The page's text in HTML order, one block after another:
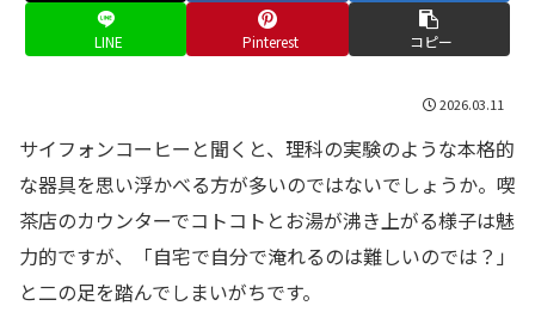
LINE Pinterest コピー
2026.03.11
サイフォンコーヒーと聞くと、理科の実験のような本格的
な器具を思い浮かべる方が多いのではないでしょうか。喫
茶店のカウンターでコトコトとお湯が沸き上がる様子は魅
力的ですが、「自宅で自分で淹れるのは難しいのでは？」
と二の足を踏んでしまいがちです。